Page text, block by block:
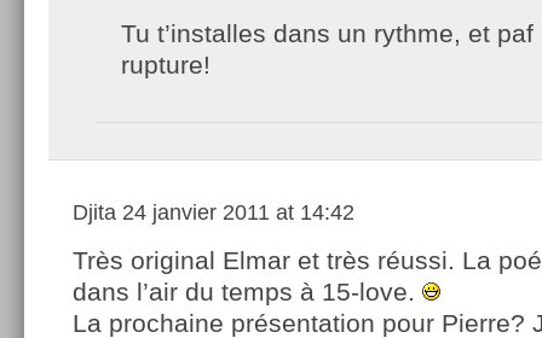
Tu t’installes dans un rythme, et
rupture!
Djita 24 janvier 2011 at 14:42
Très original Elmar et très réussi. La
dans l’air du temps à 15-love.
La prochaine présentation pour Pierre?